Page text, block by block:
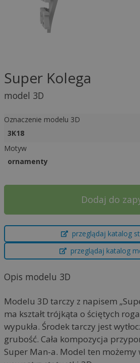
Super Kolega
model 3D
Oznaczenie modelu 3D
3K18
Motyw
ornamenty
Dodaj do
A
t
e
r
a
t
i
v
e
przeglądaj katalog
przeglądaj katalog
Opis modelu 3D
Modelu 3D tarczy z napisem
ma kształt trójkąta o ściętych
wypukła. Środek tarczy jest
grubość. Cała kompozycja
Super Man-a. Model ten